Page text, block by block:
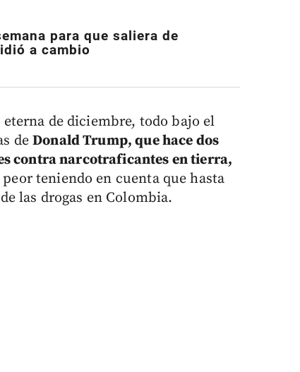
para que saliera de
a cambio
de diciembre, todo bajo el
deDonald Trump, que hace dos
contra narcotraficantes en tierra,
peor teniendo en cuenta que hasta
las drogas en Colombia.